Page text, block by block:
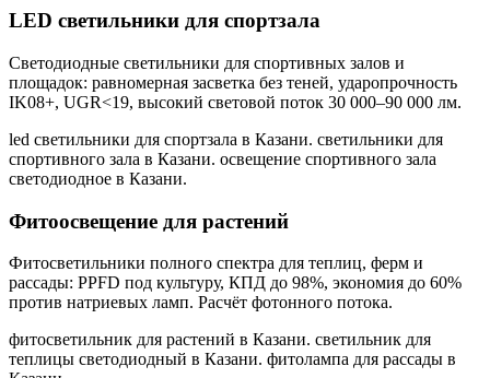
LED светильники для спортзала
Светодиодные светильники для спортивных залов и
площадок: равномерная засветка без теней, ударопрочность
IK08+, UGR<19, высокий световой поток 30 000–90 000 лм.
led светильники для спортзала в Казани. светильники для
спортивного зала в Казани. освещение спортивного зала
светодиодное в Казани.
Фитоосвещение для растений
Фитосветильники полного спектра для теплиц, ферм и
рассады: PPFD под культуру, КПД до 98%, экономия до 60%
против натриевых ламп. Расчёт фотонного потока.
фитосветильник для растений в Казани. светильник для
теплицы светодиодный в Казани. фитолампа для рассады в